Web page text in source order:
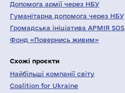
Допомога армії через НБУ
Гуманітарна допомога через НБУ
Громадська ініціатива АРМІЯ SOS
Фонд «Повернись живим»
Схожі проєкти
Найбільші компанії світу
Coalition for Ukraine